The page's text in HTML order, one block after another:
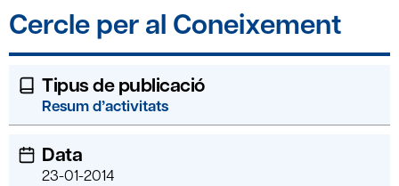
Cercle per al Coneixement
Tipus de publicació
Resum d’activitats
Data
23-01-2014